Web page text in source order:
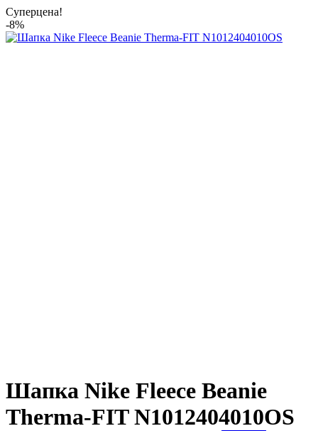
Суперцена!
-8%
Шапка Nike Fleece Beanie
Therma-FIT N1012404010OS